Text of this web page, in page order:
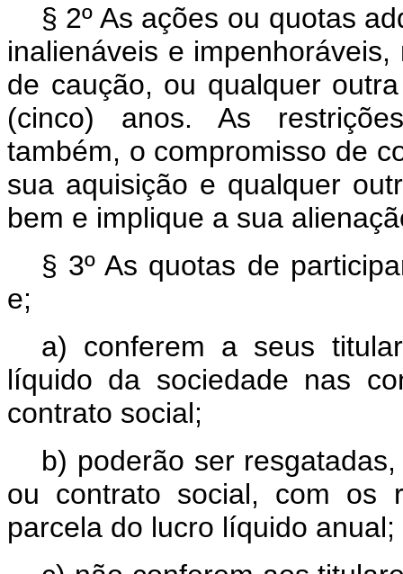
§ 2º As ações ou quotas
inalienáveis e
de caução, ou qualquer
(cinco) anos. As
também, o compromisso de
sua aquisição e qualquer
bem e implique a sua
§ 3º As quotas de
e;
a) conferem a seus
líquido da sociedade nas
contrato social;
b) poderão ser
ou contrato social, com os
parcela do lucro líquido anual;